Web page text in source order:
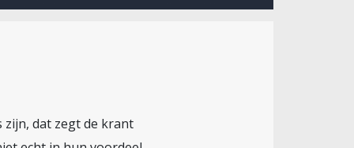
zijn, dat zegt de krant